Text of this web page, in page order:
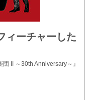
ィーチャーした
II ～30th Anniversary～』